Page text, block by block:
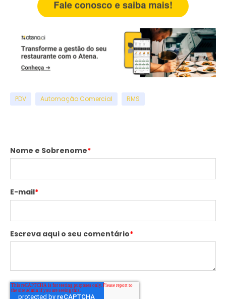
PDV Automação Comercial RMS
Nome e Sobrenome*
E-mail*
Escreva aqui o seu comentário*